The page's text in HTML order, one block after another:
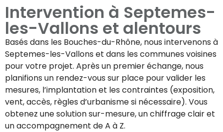
Intervention à Septemes-
les-Vallons et alentours
Basés dans les Bouches-du-Rhône, nous intervenons à
Septemes-les-Vallons et dans les communes voisines
pour votre projet. Après un premier échange, nous
planifions un rendez-vous sur place pour valider les
mesures, l’implantation et les contraintes (exposition,
vent, accès, règles d’urbanisme si nécessaire). Vous
obtenez une solution sur-mesure, un chiffrage clair et
un accompagnement de A à Z.